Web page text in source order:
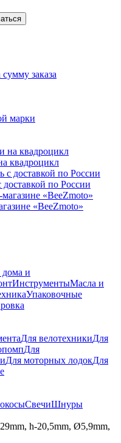
заказа
марки
квадроцикл
доставкой по России
«BeeZmoto»
дома и
ИнструментыМасла и
Упаковочные
Для велотехникиДля
Для
Для моторных лодокДля
СвечиШнуры
h-20,5mm, Ø5,9mm,